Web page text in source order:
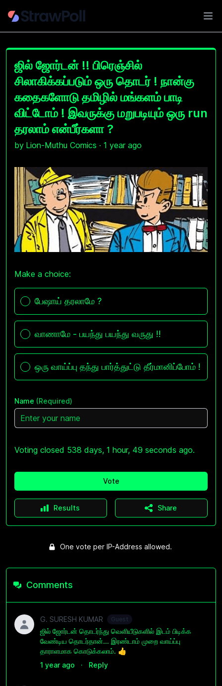
ஜில் ஜோர்டன் !! பிரெஞ்சில்
சிலாகிக்கப்படும் ஒரு தொடர் ! நான்கு
கதைகளோடு தமிழில் மங்களம் பாடி
விட்டோம் ! இவருக்கு மறுபடியும் ஒரு run
தரலாம் என்பீர்களா ?
by Lion-Muthu Comics · 1 year ago
Make a choice:
Poll options
பேஷாய் தரலாமே ?
வாணாமே - பயந்து பயந்து வருது !!
ஒரு வாய்ப்பு தந்து பார்த்துட்டு தீர்மானிப்போம் !
Name (Required)
Voting closed 538 days, 1 hour, 49 seconds ago.
Vote
Results Share
One vote per IP-Address allowed.
Comments
G. SURESH KUMAR Guest
ஜில் ஜோர்டன் தொடர்ந்து வெளியீடுகளில் இடம் பிடிக்க
வேண்டிய தொடர்தான்... இரண்டாம் முறை வாய்ப்பு
தாராளமாக கொடுக்கலாம். 👍
1 year ago
· Reply